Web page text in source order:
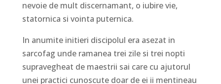
nevoie de mult discernamant, o iubire vie,
statornica si vointa puternica.
In anumite initieri discipolul era asezat in
sarcofag unde ramanea trei zile si trei nopti
supravegheat de maestrii sai care cu ajutorul
unei practici cunoscute doar de ei ii mentineau